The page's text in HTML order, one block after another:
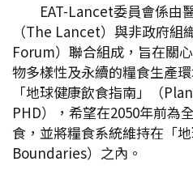
EAT-Lancet委員會係由
（The Lancet）與非政府組
Forum）聯合組成，旨在關
物多樣性及永續的糧食生產
「地球健康飲食指南」（
PHD），希望在2050年前為
食，並將糧食系統維持在「
Boundaries）之內。